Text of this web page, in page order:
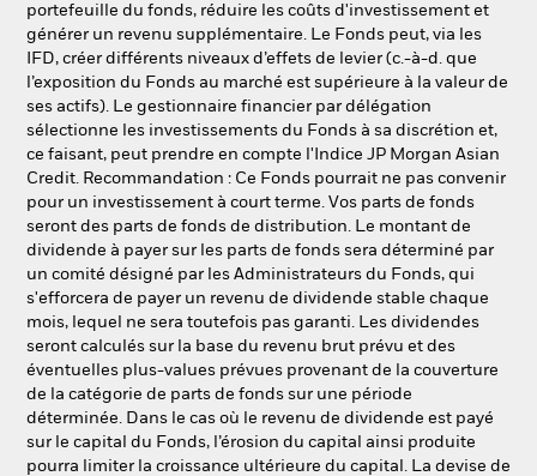
portefeuille du fonds, réduire les coûts d'investissement et
générer un revenu supplémentaire. Le Fonds peut, via les
IFD, créer différents niveaux d’effets de levier (c.-à-d. que
l’exposition du Fonds au marché est supérieure à la valeur de
ses actifs). Le gestionnaire financier par délégation
sélectionne les investissements du Fonds à sa discrétion et,
ce faisant, peut prendre en compte l'Indice JP Morgan Asian
Credit. Recommandation : Ce Fonds pourrait ne pas convenir
pour un investissement à court terme. Vos parts de fonds
seront des parts de fonds de distribution. Le montant de
dividende à payer sur les parts de fonds sera déterminé par
un comité désigné par les Administrateurs du Fonds, qui
s'efforcera de payer un revenu de dividende stable chaque
mois, lequel ne sera toutefois pas garanti. Les dividendes
seront calculés sur la base du revenu brut prévu et des
éventuelles plus-values prévues provenant de la couverture
de la catégorie de parts de fonds sur une période
déterminée. Dans le cas où le revenu de dividende est payé
sur le capital du Fonds, l’érosion du capital ainsi produite
pourra limiter la croissance ultérieure du capital. La devise de